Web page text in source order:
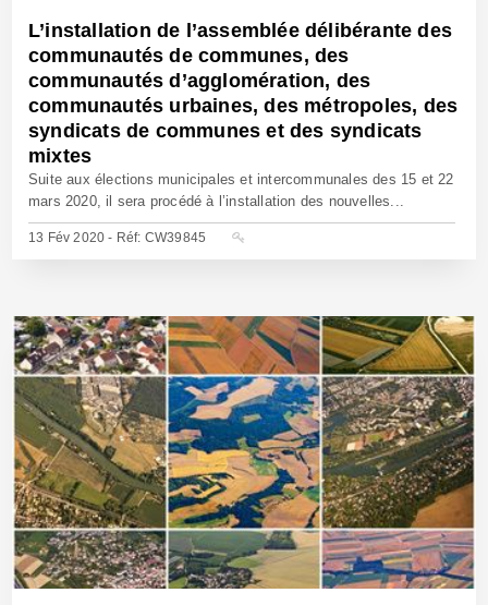
L’installation de l’assemblée délibérante des
communautés de communes, des
communautés d’agglomération, des
communautés urbaines, des métropoles, des
syndicats de communes et des syndicats
mixtes
Suite aux élections municipales et intercommunales des 15 et 22
mars 2020, il sera procédé à l’installation des nouvelles...
13 Fév 2020 - Réf: CW39845